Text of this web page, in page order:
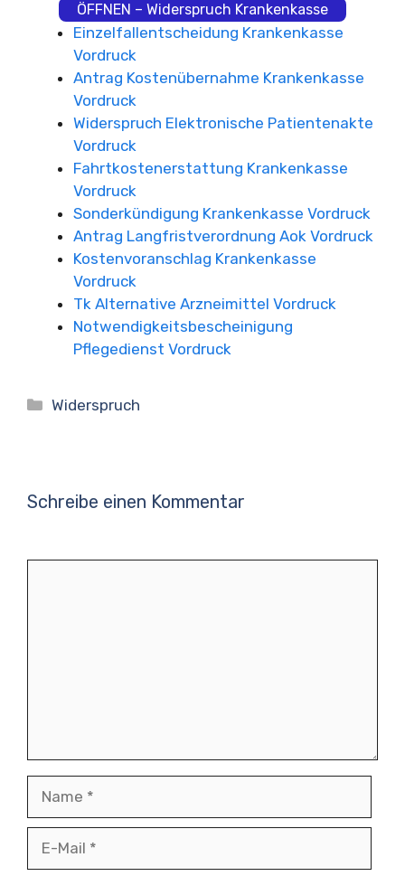
ÖFFNEN – Widerspruch Krankenkasse
Einzelfallentscheidung Krankenkasse
Vordruck
Antrag Kostenübernahme Krankenkasse
Vordruck
Widerspruch Elektronische Patientenakte
Vordruck
Fahrtkostenerstattung Krankenkasse
Vordruck
Sonderkündigung Krankenkasse Vordruck
Antrag Langfristverordnung Aok Vordruck
Kostenvoranschlag Krankenkasse
Vordruck
Tk Alternative Arzneimittel Vordruck
Notwendigkeitsbescheinigung
Pflegedienst Vordruck
Kategorien
Widerspruch
Schreibe einen Kommentar